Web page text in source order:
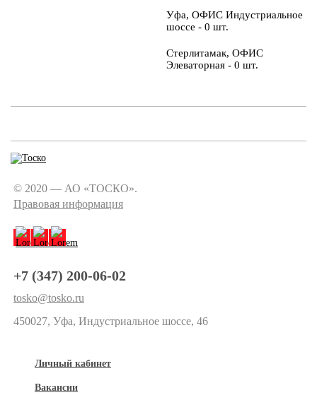
Уфа, ОФИС Индустриальное
шоссе - 0 шт.
Стерлитамак, ОФИС
Элеваторная - 0 шт.
© 2020 — АО «ТОСКО».
Правовая информация
+7 (347) 200-06-02
tosko@tosko.ru
450027, Уфа, Индустриальное шоссе, 46
Личный кабинет
Вакансии